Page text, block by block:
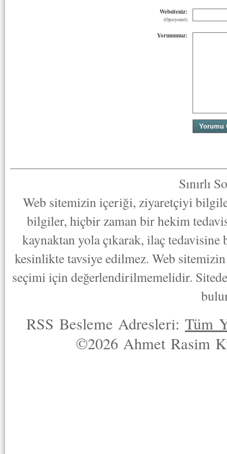
Websiteniz:
(Opsiyonel)
Yorumunuz:
Sınırlı
Web sitemizin içeriği, ziyaretçiyi
bilgiler, hiçbir zaman bir hekim
kaynaktan yola çıkarak, ilaç
kesinlikte tavsiye edilmez. Web
seçimi için değerlendirilmemelidir.
RSS Besleme Adresleri:Tüm
©2026 Ahmet Rasim